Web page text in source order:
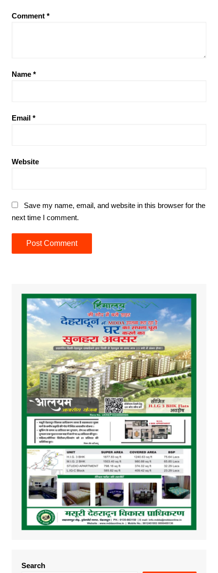
Comment *
Name *
Email *
Website
Save my name, email, and website in this browser for the
next time I comment.
Search